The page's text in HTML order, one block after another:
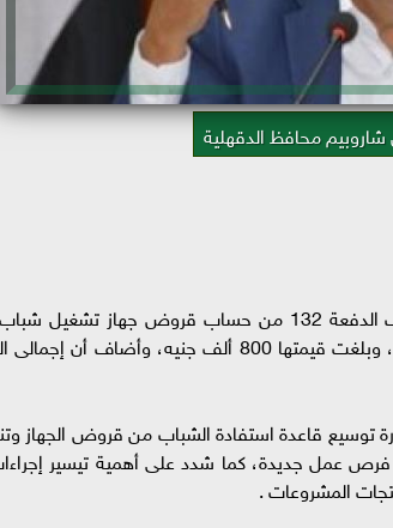
شاروبيم محافظ الدقهلية
أعلنت محافظة الدقهلية ، فى بيانا لها اليوم عن صرف الدفعة 132 من حساب
فوائد عن شهر أكتوبر الماضى لإقامة مشروعات جديدة، وبلغت قيمتها 800 ألف
توسيع قاعدة استفادة الشباب من قروض الجهاز
عمل جديدة، كما شدد على أهمية تيسير
المشروعات .